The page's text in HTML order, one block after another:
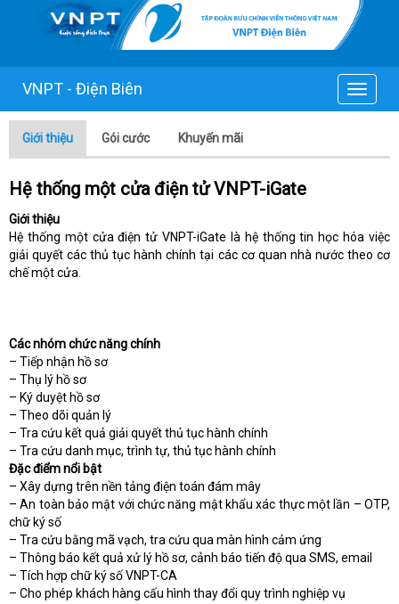
Toggle
VNPT - Điện Biên
Giới thiệu Gói cước Khuyến mãi
Hệ thống một cửa điện tử VNPT-iGate
Giới thiệu
Hệ thống một cửa điện tử VNPT-iGate là hệ thống tin học hóa việc
giải quyết các thủ tục hành chính tại các cơ quan nhà nước theo cơ
chế một cửa.
Các nhóm chức năng chính
– Tiếp nhận hồ sơ
– Thụ lý hồ sơ
– Ký duyệt hồ sơ
– Theo dõi quản lý
– Tra cứu kết quả giải quyết thủ tục hành chính
– Tra cứu danh mục, trình tự, thủ tục hành chính
Đặc điểm nổi bật
– Xây dựng trên nền tảng điện toán đám mây
– An toàn bảo mật với chức năng mật khẩu xác thực một lần – OTP,
chữ ký số
– Tra cứu bằng mã vạch, tra cứu qua màn hình cảm ứng
– Thông báo kết quả xử lý hồ sơ, cảnh báo tiến độ qua SMS, email
– Tích hợp chữ ký số VNPT-CA
– Cho phép khách hàng cấu hình thay đổi quy trình nghiệp vụ